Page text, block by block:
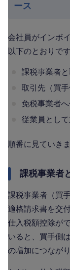
ース
会社員がインボ
以下のとおりです
課税事業者
取引先（買
免税事業者
従業員とし
順番に見ていき
課税事業者
課税事業者（買
適格請求書を交
仕入税額控除が
いると、買手側
の増加につながり